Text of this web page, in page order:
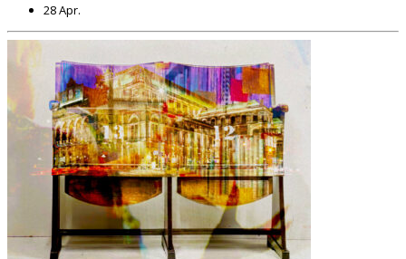
28 Apr.